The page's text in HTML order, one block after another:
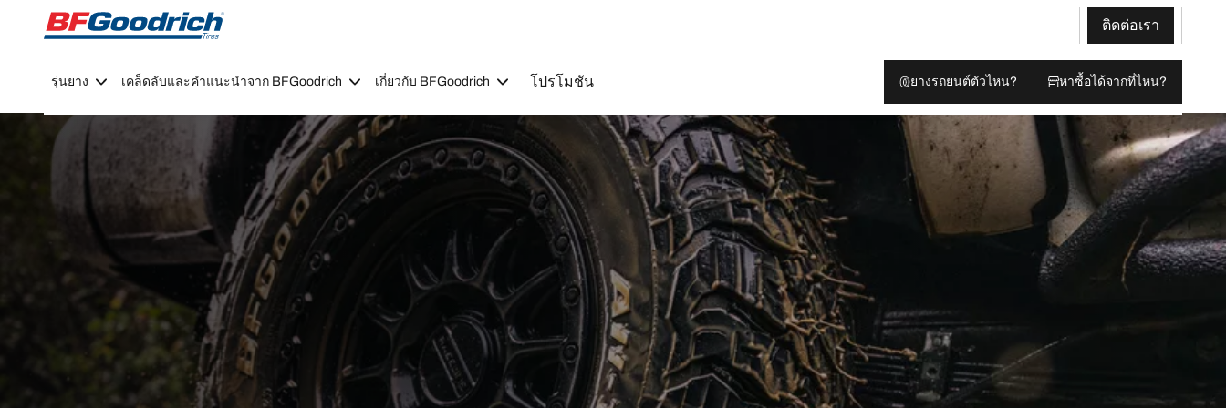
Go to page content
Go to page navigation
ติดต่อเรา
รุ่นยาง เคล็ดลับและคำแนะนำจาก BFGoodrich เกี่ยวกับ BFGoodrich โปรโมชัน ยางรถยนต์ตัวไหน? หาซื้อได้จากที่ไหน?